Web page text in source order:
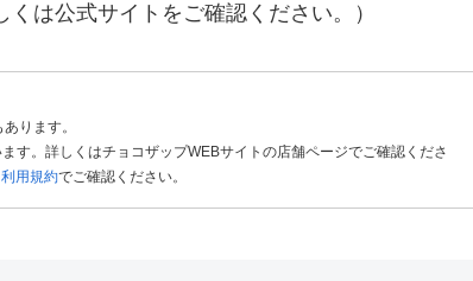
は公式サイトをご確認ください。）
ります。
。詳しくはチョコザップWEBサイトの店舗ページでご確認くださ
利用規約でご確認ください。